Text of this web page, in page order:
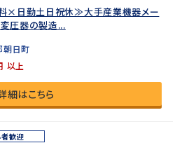
×日勤土日祝休≫大手産業機器メー
圧器の製造...
朝日町
以上
細はこちら
歓迎